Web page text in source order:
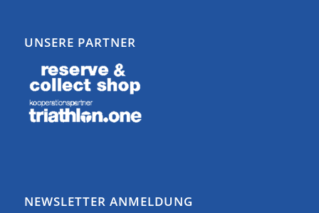
UNSERE PARTNER
NEWSLETTER ANMELDUNG